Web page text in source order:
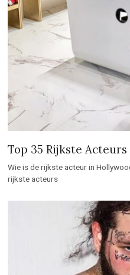
Top 35 Rijkste
Wie is de rijkste acteur in
rijkste acteurs